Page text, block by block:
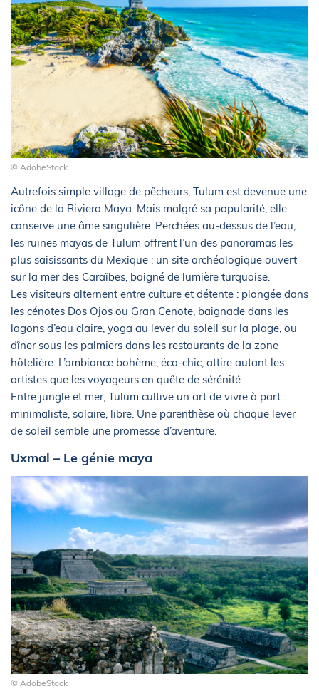
© AdobeStock
Autrefois simple village de pêcheurs, Tulum est devenue une
icône de la Riviera Maya. Mais malgré sa popularité, elle
conserve une âme singulière. Perchées au-dessus de l’eau,
les ruines mayas de Tulum offrent l’un des panoramas les
plus saisissants du Mexique : un site archéologique ouvert
sur la mer des Caraïbes, baigné de lumière turquoise.
Les visiteurs alternent entre culture et détente : plongée dans
les cénotes Dos Ojos ou Gran Cenote, baignade dans les
lagons d’eau claire, yoga au lever du soleil sur la plage, ou
dîner sous les palmiers dans les restaurants de la zone
hôtelière. L’ambiance bohème, éco-chic, attire autant les
artistes que les voyageurs en quête de sérénité.
Entre jungle et mer, Tulum cultive un art de vivre à part :
minimaliste, solaire, libre. Une parenthèse où chaque lever
de soleil semble une promesse d’aventure.
Uxmal – Le génie maya
© AdobeStock